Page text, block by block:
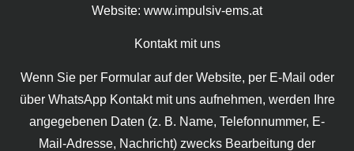
Website: www.impulsiv-ems.at
Kontakt mit uns
Wenn Sie per Formular auf der Website, per E-Mail oder
über WhatsApp Kontakt mit uns aufnehmen, werden Ihre
angegebenen Daten (z. B. Name, Telefonnummer, E-
Mail-Adresse, Nachricht) zwecks Bearbeitung der